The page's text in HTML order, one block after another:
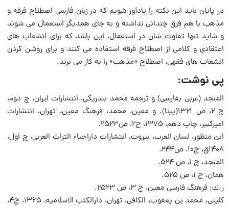
در پایان باید این نكته را یادآور شویم كه در زبان فارسی اصطلاح فرقه و
مذهب با هم فرق چندانی نداشته و به جای همدیگر استعمال می شوند
و شاید تنها تفاوت شان در استعمال، این باشد كه برای انشعاب های
اعتقادی و كلامی از اصطلاح فرقه استفاده می كنند و برای روشن كردن
انشعاب های فقهی، اصطلاح «مذهب» را به كار می برند.
پی نوشت:
المنجد (عربی بفارسی) و ترجمه محمد بندریگی، انتشارات ایران، چ دوم،
ج 2، ص 1321(بیتا). و معین، محمد، فرهنگ معین، تهران، انتشارات
امیركبیر، چاپ دهم، 1375، ج2، ص2523.
ابن منظور، لسان العرب، بیروت، انتشارات داراحیاء التراث العربی، چ اول،
1408ق، ج10، ص244.
المنجد، ج 1، ص 524.
همان، ج 1، ص 525.
ر.ك: فرهنگ فارسی معین، ج 3، ص 2523.
كلینی، محمد بن یعقوب، الكافی، تهران، دارالكتب الاسلامیه، 1365، ج4،